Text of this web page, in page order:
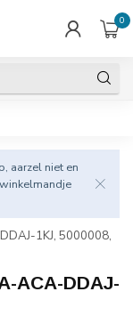
0
aarzel niet en
1KJ, 5000008,
ACA-DDAJ-